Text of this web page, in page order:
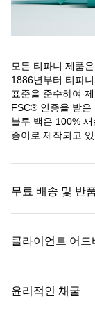
모든 티파니 제품
1886년부터 티파
표준을 준수하여
FSC® 인증을 받은
블루 백은 100%
종이로 제작되고
무료 배송 및 반
자세히 보기
클라이언트 어
윤리적인 채굴